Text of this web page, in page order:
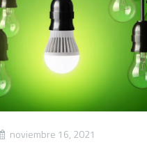
noviembre 16, 2021